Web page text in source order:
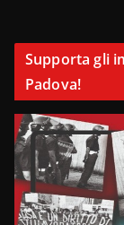
Supporta gli
Padova!